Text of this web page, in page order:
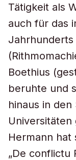
Tätigkeit als
auch für das
Boethius
beruhte und
hinaus in
Hermann hat
„De conflictu